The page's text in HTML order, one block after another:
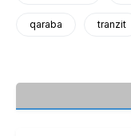
qaraba tranzit